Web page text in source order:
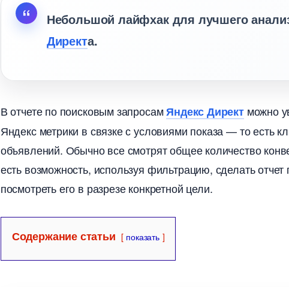
Небольшой лайфхак для лучшего
Директа.
отчете по поисковым запросамЯндекс Директможно
Яндекс метрики в связке с условиями показа — то есть
объявлений. Обычно все смотрят общее количество
есть возможность, используя фильтрацию, сделать
посмотреть его в разрезе конкретной цели.
Содержание статьи показать